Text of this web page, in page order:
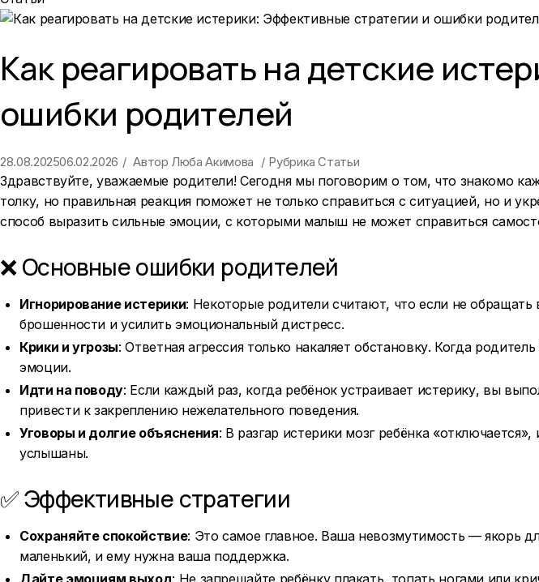
Как реагировать на детские
ошибки родителей
28.08.202506.02.2026 Автор Люба Акимова РубрикаСтатьи
Здравствуйте, уважаемые родители! Сегодня мы поговорим о том, что знакомо
толку, но правильная реакция поможет не только справиться с ситуацией, но и
способ выразить сильные эмоции, с которыми малыш не может справиться
❌ Основные ошибки родителей
Игнорирование истерики: Некоторые родители считают, что если не
брошенности и усилить эмоциональный дистресс.
Крики и угрозы: Ответная агрессия только накаляет обстановку. Когда
эмоции.
Идти на поводу: Если каждый раз, когда ребёнок устраивает истерику, вы
привести к закреплению нежелательного поведения.
Уговоры и долгие объяснения: В разгар истерики мозг ребёнка
услышаны.
✅ Эффективные стратегии
Сохраняйте спокойствие: Это самое главное. Ваша невозмутимость —
маленький, и ему нужна ваша поддержка.